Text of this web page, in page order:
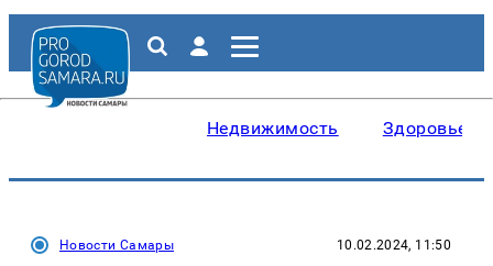
Недвижимость Здоровье
Новости Самары 10.02.2024, 11:50